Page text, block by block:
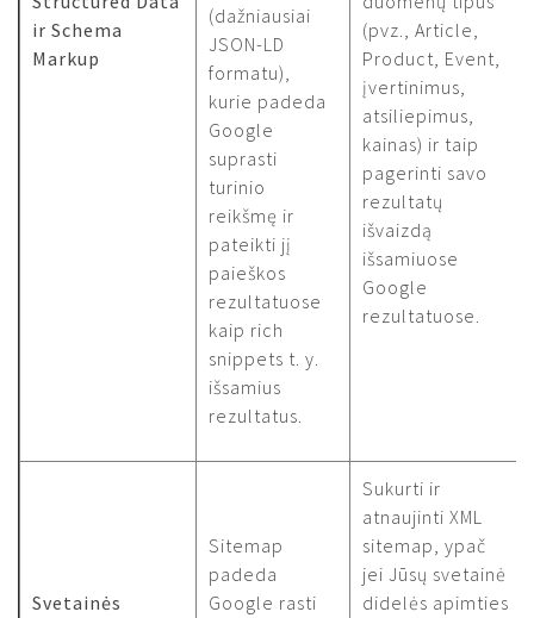
ir Schema
Markup
(dažniausiai
JSON-LD
formatu),
kurie padeda
Google
suprasti
turinio
reikšmę ir
pateikti jį
paieškos
rezultatuose
kaip rich
snippets t. y.
išsamius
rezultatus.
(pvz., Article,
Product, Event,
įvertinimus,
atsiliepimus,
kainas) ir taip
pagerinti savo
rezultatų
išvaizdą
išsamiuose
Google
rezultatuose.
Svetainės
Sitemap
padeda
Google rasti
Sukurti ir
atnaujinti XML
sitemap, ypač
jei Jūsų svetainė
didelės apimties